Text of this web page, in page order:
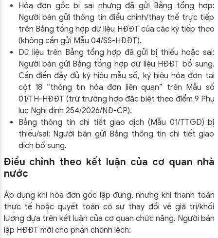
Hóa đơn gốc bị sai nhưng đã gửi Bảng tổng hợp:
Người bán gửi thông tin điều chỉnh/thay thế trực tiếp
trên Bảng tổng hợp dữ liệu HĐĐT của các kỳ tiếp theo
(không cần gửi Mẫu 04/SS-HĐĐT).
Dữ liệu trên Bảng tổng hợp đã gửi bị thiếu hoặc sai:
Người bán gửi Bảng tổng hợp dữ liệu HĐĐT bổ sung.
Cần điền đầy đủ ký hiệu mẫu số, ký hiệu hóa đơn tại
cột 18 “thông tin hóa đơn liên quan” trên Mẫu số
01/TH-HĐĐT (trừ trường hợp đặc biệt theo điểm 9 Phụ
lục Nghị định 254/2026/NĐ-CP).
Bảng thông tin chi tiết giao dịch (Mẫu 01/TTGD) bị
thiếu/sai: Người bán gửi Bảng thông tin chi tiết giao
dịch bổ sung.
Điều chỉnh theo kết luận của cơ quan nhà
nước
Áp dụng khi hóa đơn gốc lập đúng, nhưng khi thanh toán
thực tế hoặc quyết toán có sự thay đổi về giá trị/khối
lượng dựa trên kết luận của cơ quan chức năng. Người bán
lập HĐĐT mới cho phần chênh lệch: